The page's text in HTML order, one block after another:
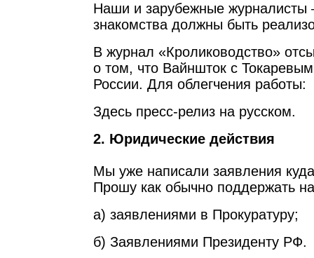
Наши и зарубежные журналисты
знакомства должны быть
В журнал «Кролиководство»
о том, что Вайншток с
России. Для облегчения работы:
Здесь пресс-релиз на русском.
2. Юридические действия
Мы уже написали заявления
Прошу как обычно поддержать
а) заявлениями в Прокуратуру;
б) Заявлениями Президенту РФ.